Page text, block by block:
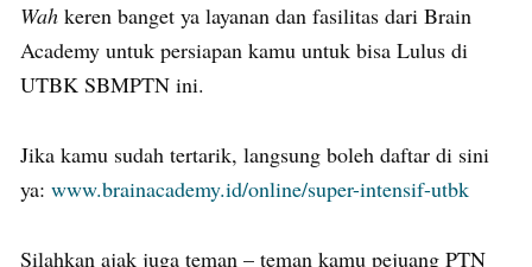
Wah keren banget ya layanan dan fasilitas dari Brain
Academy untuk persiapan kamu untuk bisa Lulus di
UTBK SBMPTN ini.
Jika kamu sudah tertarik, langsung boleh daftar di sini
ya: www.brainacademy.id/online/super-intensif-utbk
Silahkan ajak juga teman – teman kamu pejuang PTN